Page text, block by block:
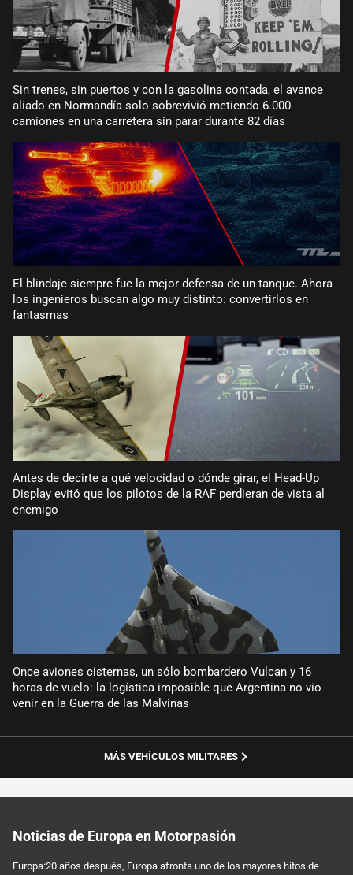
Sin trenes, sin puertos y con la gasolina contada, el avance
aliado en Normandía solo sobrevivió metiendo 6.000
camiones en una carretera sin parar durante 82 días
El blindaje siempre fue la mejor defensa de un tanque. Ahora
los ingenieros buscan algo muy distinto: convertirlos en
fantasmas
Antes de decirte a qué velocidad o dónde girar, el Head-Up
Display evitó que los pilotos de la RAF perdieran de vista al
enemigo
Once aviones cisternas, un sólo bombardero Vulcan y 16
horas de vuelo: la logística imposible que Argentina no vio
venir en la Guerra de las Malvinas
MÁS VEHÍCULOS MILITARES
Noticias de Europa en Motorpasión
Europa:20 años después, Europa afronta uno de los mayores hitos de